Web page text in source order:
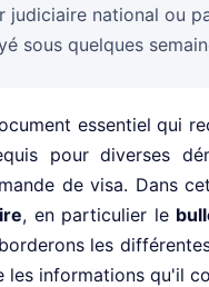
judiciaire national ou
sous quelques
essentiel qui
pour diverses
de visa. Dans
, en particulier le
les
les informations qu'il